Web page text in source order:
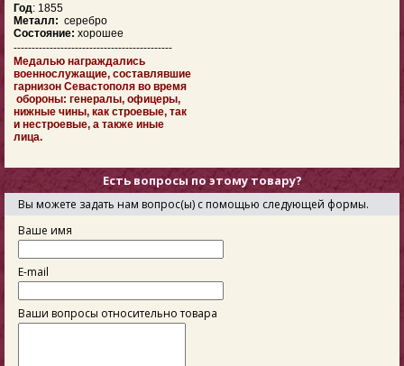
Год: 1855
Металл: серебро
Состояние: хорошее
--------------------------------------------
Медалью награждались
военнослужащие, составлявшие
гарнизон Севастополя во время
обороны: генералы, офицеры,
нижные чины, как строевые, так
и нестроевые, а также иные
лица.
Есть вопросы по этому товару?
Вы можете задать нам вопрос(ы) с помощью следующей формы.
Ваше имя
E-mail
Ваши вопросы относительно товара